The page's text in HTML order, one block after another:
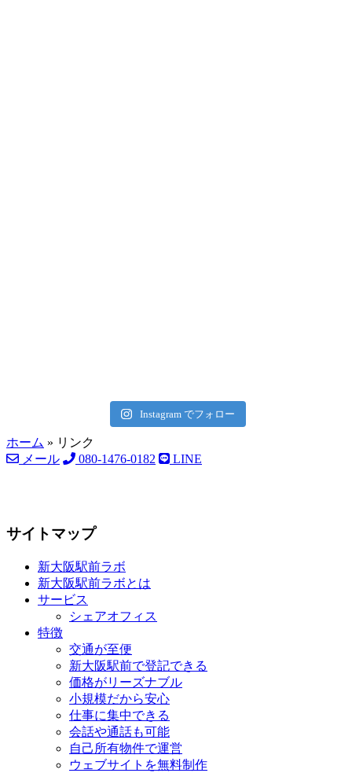
Instagram でフォロー
ホーム » リンク
メール
080-1476-0182 LINE
サイトマップ
新大阪駅前ラボ
新大阪駅前ラボとは
サービス
シェアオフィス
特徴
交通が至便
新大阪駅前で登記できる
価格がリーズナブル
小規模だから安心
仕事に集中できる
会話や通話も可能
自己所有物件で運営
ウェブサイトを無料制作